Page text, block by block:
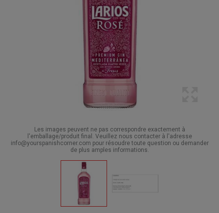
Les images peuvent ne pas correspondre exactement à
l'emballage/produit final. Veuillez nous contacter à l'adresse
info@yourspanishcorner.com pour résoudre toute question ou demander
de plus amples informations.